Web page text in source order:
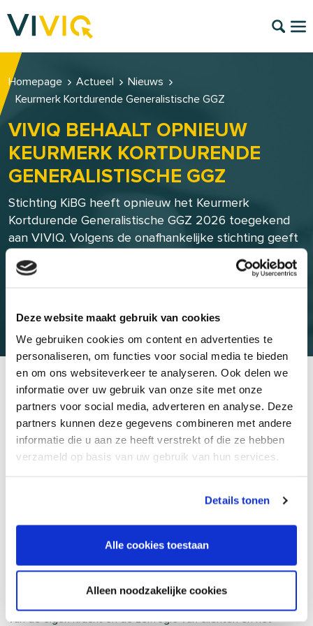
Deze website maakt gebruik van cookies
We gebruiken cookies om content en advertenties te
personaliseren, om functies voor social media te bieden
en om ons websiteverkeer te analyseren. Ook delen we
informatie over uw gebruik van onze site met onze
partners voor social media, adverteren en analyse. Deze
partners kunnen deze gegevens combineren met andere
informatie die u aan ze heeft verstrekt of die ze hebben
verzameld op basis van uw gebruik van hun services.
Details tonen
Alle cookies toestaan
Alleen noodzakelijke cookies
Homepage Actueel
Nieuws
Keurmerk Kortdurende Generalistische GGZ
VIVIQ BEHAALT OPNIEUW
KEURMERK KORTDURENDE
GENERALISTISCHE GGZ
Stichting KiBG heeft opnieuw het Keurmerk
Kortdurende Generalistische GGZ 2026 toegekend
aan VIVIQ. Volgens de onafhankelijke stichting geeft
VIVIQ op overtuigende wijze invulling aan de normen
van het keurmerk.
KEURMERK BGGZ 2026
Vanaf 2022 mochten we jaarlijks het keurmerk van de
stichting KiBG voeren. Met het toekennen van het keurmerk
verklaart de onafhankelijke stichting dat Viviq op
overtuigende wijze invulling geeft aan de normen van het
mag VIVIQ opnieuw met trots het Keurmerk Kortdurende
Continu verbeteren
Volgens de stichting heeft VIVIQ een kortdurende
generalistische werkwijze en is zij als organisatie betrokken,